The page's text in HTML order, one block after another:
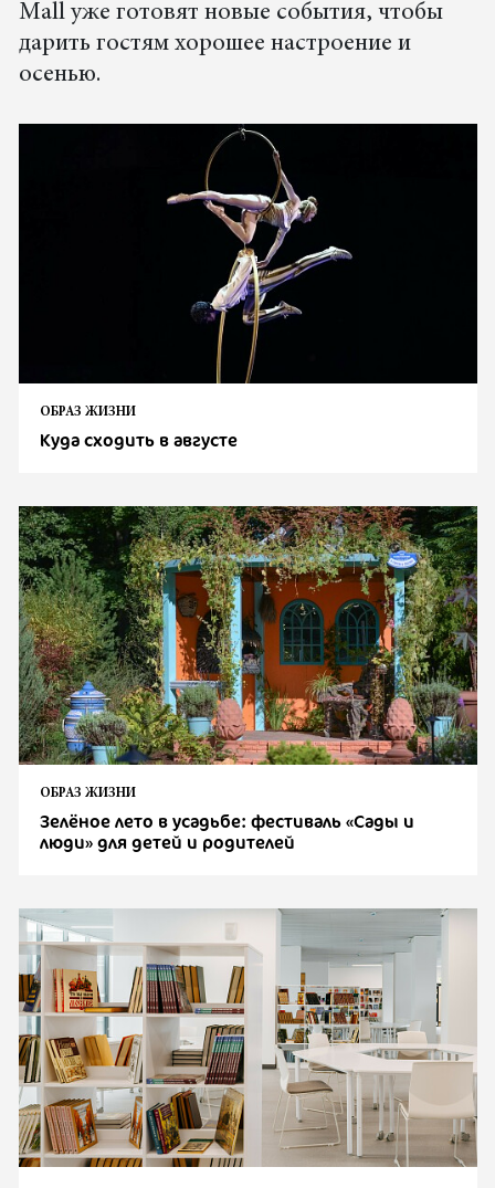
Mall уже готовят новые события, чтобы
дарить гостям хорошее настроение и
осенью.
ОБРАЗ ЖИЗНИ
Куда сходить в августе
ОБРАЗ ЖИЗНИ
Зелёное лето в усадьбе: фестиваль «Сады и
люди» для детей и родителей